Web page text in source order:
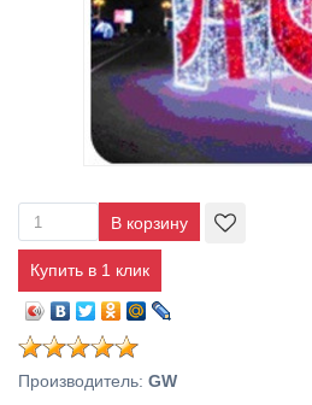
Купить в 1 клик
Производитель: GW